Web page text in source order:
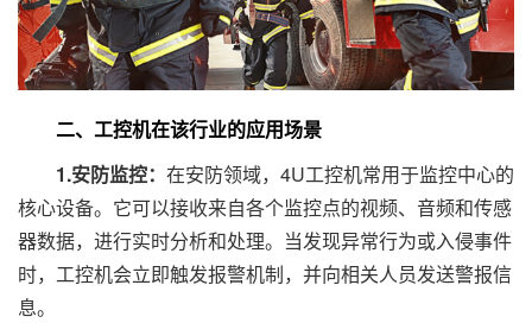
二、工控机在该行业的应用场景
1.安防监控： 在安防领域，4U工控机常用于监控中心的
核心设备。它可以接收来自各个监控点的视频、音频和传感
器数据，进行实时分析和处理。当发现异常行为或入侵事件
时，工控机会立即触发报警机制，并向相关人员发送警报信
息。